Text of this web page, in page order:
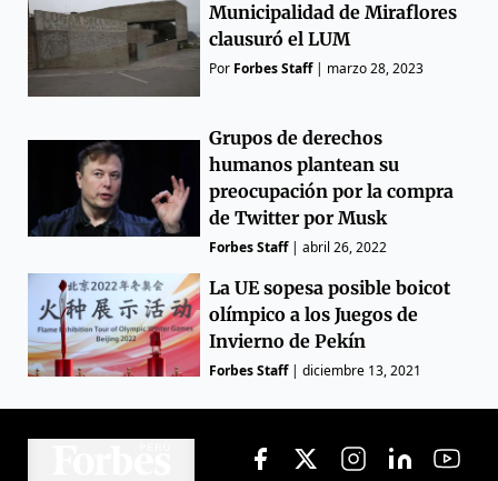
Municipalidad de Miraflores
clausuró el LUM
Por Forbes Staff| marzo 28, 2023
Grupos de derechos
humanos plantean su
preocupación por la compra
de Twitter por Musk
Forbes Staff|abril 26, 2022
La UE sopesa posible boicot
olímpico a los Juegos de
Invierno de Pekín
Forbes Staff|diciembre 13, 2021